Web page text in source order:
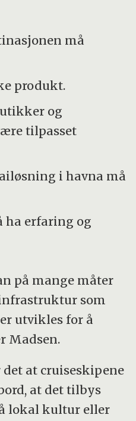
må
produkt.
og
tilpasset
i havna må
ha erfaring og
på mange måter
som
utvikles for å
Madsen.
at cruiseskipene
at det tilbys
lokal kultur eller